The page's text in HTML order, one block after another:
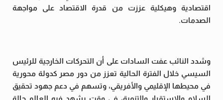
اقتصادية وهيكلية عززت من قدرة الاقتصاد على مواجهة
الصدمات.
وشدد النائب عفت السادات على أن التحركات الخارجية للرئيس
السيسي خلال الفترة الحالية تعزز من دور مصر كدولة محورية
في محيطها الإقليمي والأفريقي، وتسهم في دعم جهود تحقيق
السلام والاستقرار والتنمية، في وقت يشهد فيه العالم حالة